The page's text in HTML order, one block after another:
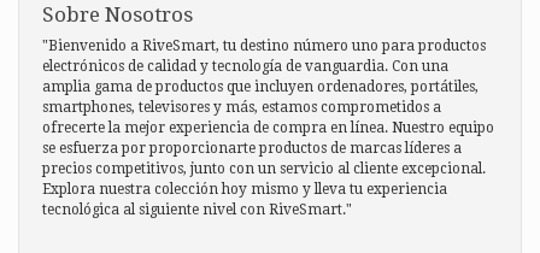
Sobre Nosotros
"Bienvenido a RiveSmart, tu destino número uno para productos
electrónicos de calidad y tecnología de vanguardia. Con una
amplia gama de productos que incluyen ordenadores, portátiles,
smartphones, televisores y más, estamos comprometidos a
ofrecerte la mejor experiencia de compra en línea. Nuestro equipo
se esfuerza por proporcionarte productos de marcas líderes a
precios competitivos, junto con un servicio al cliente excepcional.
Explora nuestra colección hoy mismo y lleva tu experiencia
tecnológica al siguiente nivel con RiveSmart."